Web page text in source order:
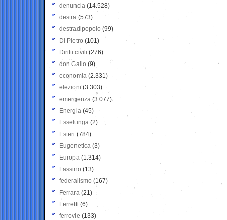
denuncia (14.528)
destra (573)
destradipopolo (99)
Di Pietro (101)
Diritti civili (276)
don Gallo (9)
economia (2.331)
elezioni (3.303)
emergenza (3.077)
Energia (45)
Esselunga (2)
Esteri (784)
Eugenetica (3)
Europa (1.314)
Fassino (13)
federalismo (167)
Ferrara (21)
Ferretti (6)
ferrovie (133)